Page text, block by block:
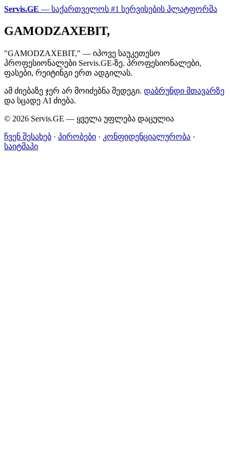
Servis.GE — საქართველოს #1 სერვისების პლატფორმა
GAMODZAXEBIT,
"GAMODZAXEBIT," — იპოვე საუკეთესო
პროფესიონალები Servis.GE-ზე. პროფესიონალები,
ფასები, რეიტინგი ერთ ადგილას.
ამ ძიებაზე ჯერ არ მოიძებნა შედეგი. დაბრუნდი მთავარზე
და სცადე AI ძიება.
© 2026 Servis.GE — ყველა უფლება დაცულია
ჩვენ შესახებ · პირობები · კონფიდენციალურობა ·
საიტმაპი